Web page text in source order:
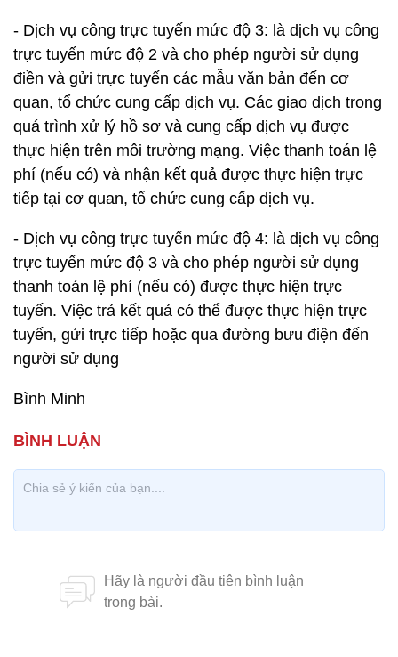
- Dịch vụ công trực tuyến mức độ 3: là dịch vụ công
trực tuyến mức độ 2 và cho phép người sử dụng
điền và gửi trực tuyến các mẫu văn bản đến cơ
quan, tổ chức cung cấp dịch vụ. Các giao dịch trong
quá trình xử lý hồ sơ và cung cấp dịch vụ được
thực hiện trên môi trường mạng. Việc thanh toán lệ
phí (nếu có) và nhận kết quả được thực hiện trực
tiếp tại cơ quan, tổ chức cung cấp dịch vụ.
- Dịch vụ công trực tuyến mức độ 4: là dịch vụ công
trực tuyến mức độ 3 và cho phép người sử dụng
thanh toán lệ phí (nếu có) được thực hiện trực
tuyến. Việc trả kết quả có thể được thực hiện trực
tuyến, gửi trực tiếp hoặc qua đường bưu điện đến
người sử dụng
Bình Minh